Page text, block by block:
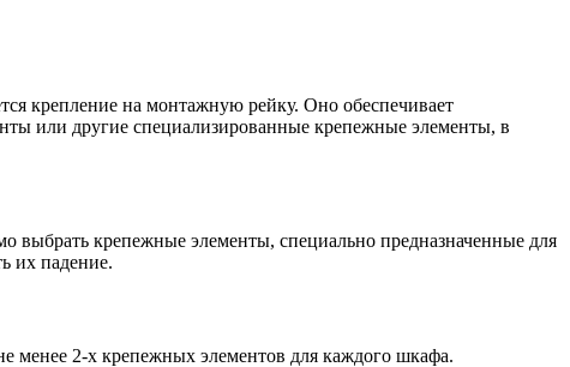
крепление на монтажную рейку. Оно обеспечивает
или другие специализированные крепежные элементы, в
выбрать крепежные элементы, специально предназначенные для
их падение.
менее 2-х крепежных элементов для каждого шкафа.